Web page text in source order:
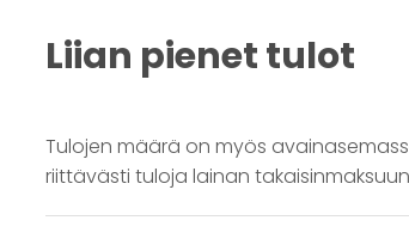
Liian pienet tulot
Tulojen määrä on myös
riittävästi tuloja lainan